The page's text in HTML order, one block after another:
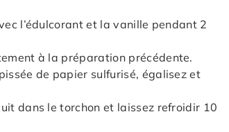
l’édulcorant et la vanille pendant 2
à la préparation précédente.
de papier sulfurisé, égalisez et
dans le torchon et laissez refroidir 10